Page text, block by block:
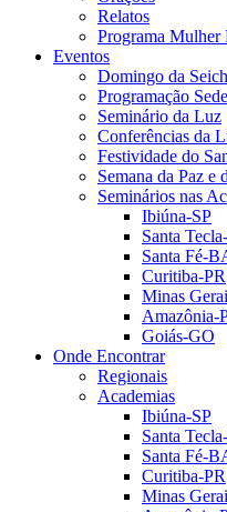
Relatos
Programa Mulher
Eventos
Domingo da
Programação
Seminário da Luz
Conferências da
Festividade do
Semana da Paz
Seminários nas
Ibiúna-SP
Santa
Santa Fé-
Curitiba-PR
Minas
Amazônia-
Goiás-GO
Onde Encontrar
Regionais
Academias
Ibiúna-SP
Santa
Santa Fé-
Curitiba-PR
Minas